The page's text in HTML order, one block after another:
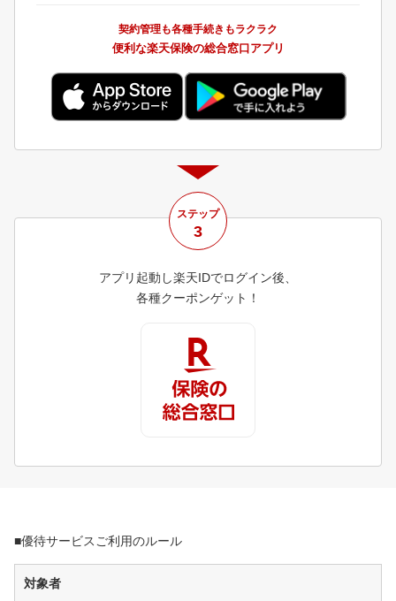
契約管理も各種手続きもラクラク
便利な楽天保険の総合窓口アプリ
ステップ
3
アプリ起動し楽天IDでログイン後、
各種クーポンゲット！
■優待サービスご利用のルール
対象者